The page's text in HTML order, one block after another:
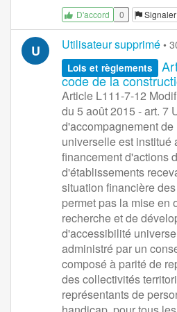
D'accord 0 Signaler
U Utilisateur supprimé •
Lois et règlements
code de la
Article L111-7-12
du 5 août 2015 - art. 7
d'accompagnement
universelle est institué
financement d'actions
d'établissements
situation financière
permet pas la mise
recherche et de
d'accessibilité
administré par un
composé à parité de
des collectivités
représentants de